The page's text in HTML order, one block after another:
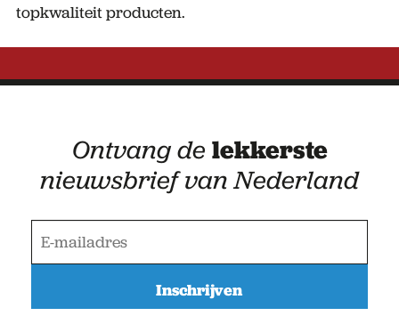
topkwaliteit producten.
Ontvang de lekkerste
nieuwsbrief van Nederland
-
m
i